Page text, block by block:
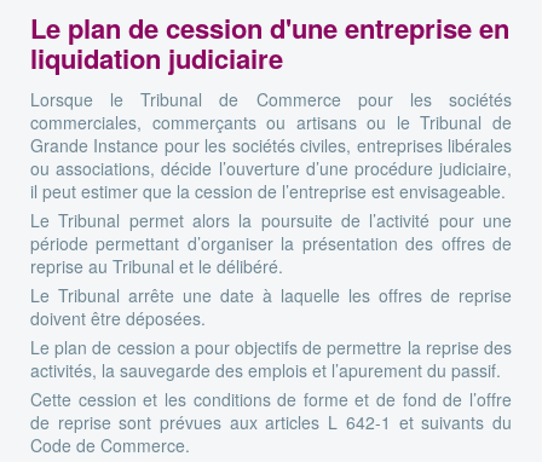
Le plan de cession d'une entreprise en
liquidation judiciaire
Lorsque le Tribunal de Commerce pour les sociétés
commerciales, commerçants ou artisans ou le Tribunal de
Grande Instance pour les sociétés civiles, entreprises libérales
ou associations, décide l’ouverture d’une procédure judiciaire,
il peut estimer que la cession de l’entreprise est envisageable.
Le Tribunal permet alors la poursuite de l’activité pour une
période permettant d’organiser la présentation des offres de
reprise au Tribunal et le délibéré.
Le Tribunal arrête une date à laquelle les offres de reprise
doivent être déposées.
Le plan de cession a pour objectifs de permettre la reprise des
activités, la sauvegarde des emplois et l’apurement du passif.
Cette cession et les conditions de forme et de fond de l’offre
de reprise sont prévues aux articles L 642-1 et suivants du
Code de Commerce.